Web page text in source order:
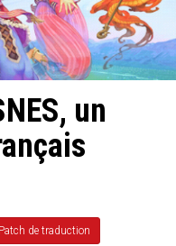
un
Patch de traduction